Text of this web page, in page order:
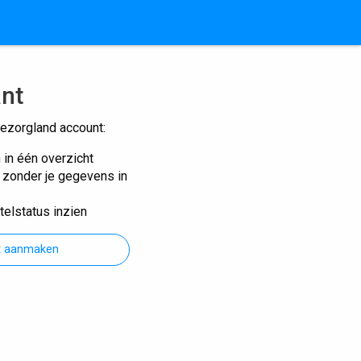
account:
één overzicht
je gegevens in
inzien